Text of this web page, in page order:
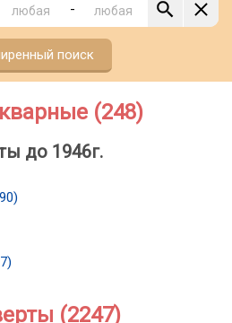
-
поиск
(248)
до 1946г.
(2247)